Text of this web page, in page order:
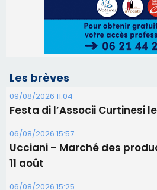
Les brèves
09/08/2026 11:04
Festa di l’Associi Curtinesi
06/08/2026 15:57
Ucciani – Marché des
11 août
06/08/2026 15:25